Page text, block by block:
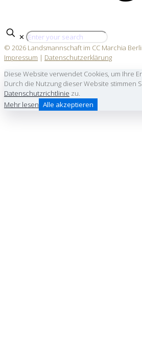
✕
© 2026 Landsmannschaft im CC Marchia
Impressum | Datenschutzerklärung
Diese Website verwendet Cookies, um Ihre
Durch die Nutzung dieser Website stimmen
Datenschutzrichtlinie zu.
Mehr lesen Alle akzeptieren